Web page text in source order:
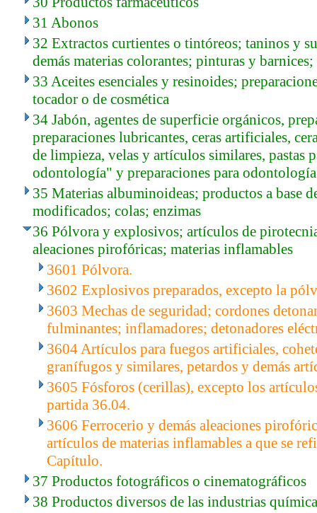
31 Abonos
32 Extractos curtientes o tintóreos; taninos y
demás materias colorantes; pinturas y
33 Aceites esenciales y resinoides;
tocador o de cosmética
34 Jabón, agentes de superficie orgánicos,
preparaciones lubricantes, ceras artificiales,
de limpieza, velas y artículos similares, pastas
odontología" y preparaciones para odontología
35 Materias albuminoideas; productos a base
modificados; colas; enzimas
36 Pólvora y explosivos; artículos de
aleaciones pirofóricas; materias inflamables
3601 Pólvora.
3602 Explosivos preparados, excepto la
3603 Mechas de seguridad; cordones
fulminantes; inflamadores; detonadores
3604 Artículos para fuegos artificiales,
granífugos y similares, petardos y demás
3605 Fósforos (cerillas), excepto los
partida 36.04.
3606 Ferrocerio y demás aleaciones
artículos de materias inflamables a que se
Capítulo.
37 Productos fotográficos o cinematográficos
38 Productos diversos de las industrias